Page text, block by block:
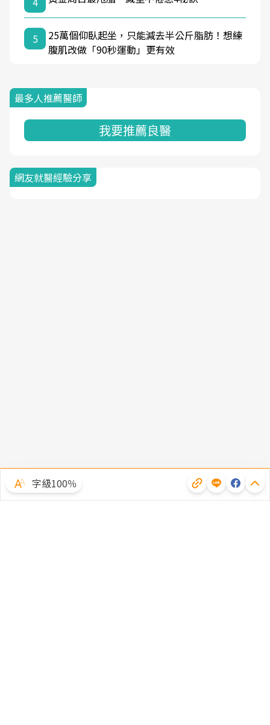
5
25萬個仰臥起坐，只能減去半公斤脂肪！想練
腹肌改做「90秒運動」更有效
最多人推薦醫師
我要推薦良醫
網友就醫經驗分享
字級100％